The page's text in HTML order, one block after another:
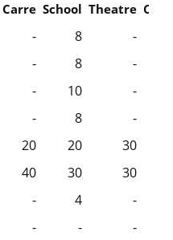
Carre School Theatre
- 8
-
- 8
-
- 10
-
- 8
-
20 20
30
40 30
30
- 4
-
- - -